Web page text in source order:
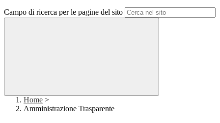
Campo di ricerca per le pagine del sito
Home >
Amministrazione Trasparente